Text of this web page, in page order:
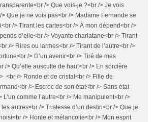
/> Que vois-je ?<br /> Je vois
> Que je ne vois pas<br /> Madame Fernande se
/> Tirant les cartes<br /> À mon dépend<br />
d’elle<br /> Voyante charlatane<br /> Tirant
/> Rires ou larmes<br /> Tirant de l’autre<br />
/> D’un avenir<br /> Tiré de mes
/> Qu’elle ausculte de haut<br /> En sorcière
<br /> Ronde et de cristal<br /> Fille de
/> Escroc de son état<br /> Sans état
L’un comme l’autre<br /> Me manipulent<br />
autres<br /> Tristesse d’un destin<br /> Que je
/> Honte et mélancolie<br /> Mon esprit